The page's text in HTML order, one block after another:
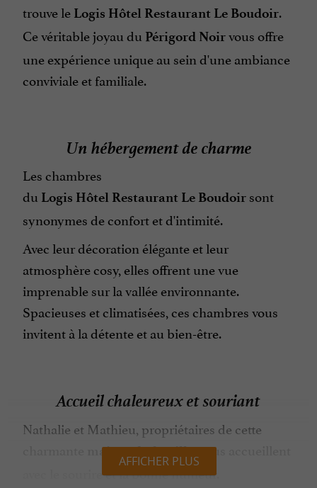
trouve le Logis Hôtel Restaurant Le Boudoir.
Ce véritable joyau du Périgord Noirvous offre
une expérience unique au sein d'une ambiance
conviviale et familiale.
Un hébergement de charme
Les chambres
du Logis Hôtel Restaurant Le Boudoir sont
synonymes de confort et d'intimité.
Avec leur décoration élégante et leur
atmosphère cosy, elles offrent une vue
imprenable sur la vallée environnante.
Spacieuses et climatisées, ces chambres vous
invitent à la détente et au bien-être.
Accueil chaleureux et souriant
Nathalie et Mathieu, propriétaires de cette
maison de famille, vous accueillent
avec le sourire et la bonne humeur.
AFFICHER PLUS